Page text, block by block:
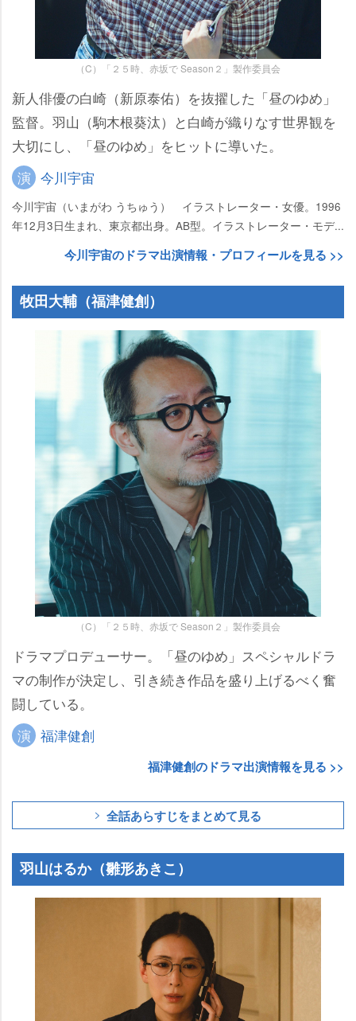
（C）「２５時、赤坂で Season２」製作委員会
新人俳優の白崎（新原泰佑）を抜擢した「昼のゆめ」
監督。羽山（駒木根葵汰）と白崎が織りなす世界観を
大切にし、「昼のゆめ」をヒットに導いた。
演 今川宇宙
今川宇宙（いまがわ うちゅう） イラストレーター・女優。1996
年12月3日生まれ、東京都出身。AB型。イラストレーター・モデ...
今川宇宙のドラマ出演情報・プロフィールを見る >>
牧田大輔（福津健創）
（C）「２５時、赤坂で Season２」製作委員会
ドラマプロデューサー。「昼のゆめ」スペシャルドラ
マの制作が決定し、引き続き作品を盛り上げるべく奮
闘している。
演 福津健創
福津健創のドラマ出演情報を見る >>
全話あらすじをまとめて見る
羽山はるか（雛形あきこ）